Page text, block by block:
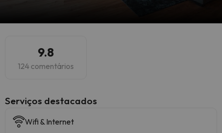
9.8
124 comentários
Serviços destacados
Wifi & Internet